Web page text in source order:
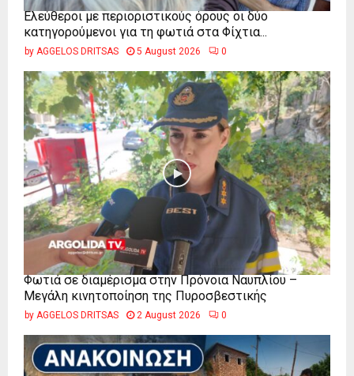
Ελεύθεροι με περιοριστικούς όρους οι δύο
κατηγορούμενοι για τη φωτιά στα Φίχτια...
by AGGELOS DRITSAS 5 August 2026 0
Φωτιά σε διαμέρισμα στην Πρόνοια Ναυπλίου –
Μεγάλη κινητοποίηση της Πυροσβεστικής
by AGGELOS DRITSAS 2 August 2026 0